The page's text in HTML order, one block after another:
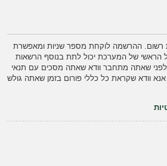
רשום. ההרשמה לוקחת מספר שניות ומאפשרת
הראשי של המערכת יכול לתת בנוסף הרשאות
שאתה מתחבר וודא שאתה מסכים עם תנאי
אנא וודא שקראת כל כללי פורום בזמן שאתה גולש